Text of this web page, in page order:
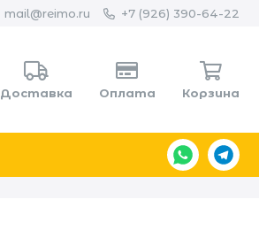
mail@reimo.ru +7 (926) 390-64-22
Доставка Оплата Корзина